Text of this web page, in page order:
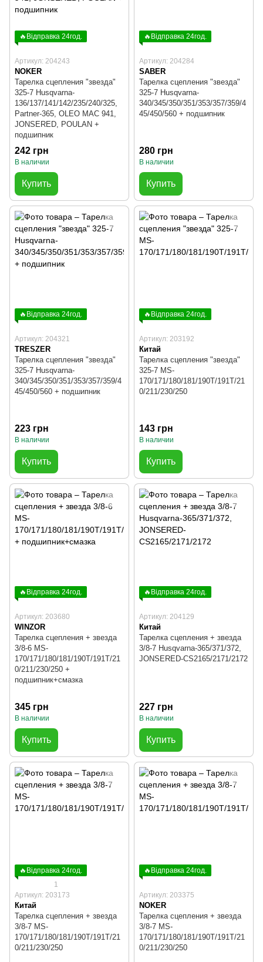
🔥Відправка 24год.
Артикул: 204243
NOKER
Тарелка сцепления "звезда"
325-7 Husqvarna-
136/137/141/142/235/240/325,
Partner-365, OLEO MAC 941,
JONSERED, POULAN +
подшипник
242 грн
В наличии
Купить
🔥Відправка 24год.
Артикул: 204284
SABER
Тарелка сцепления "звезда"
325-7 Husqvarna-
340/345/350/351/353/357/359/4
45/450/560 + подшипник
280 грн
В наличии
Купить
🔥Відправка 24год.
Артикул: 204321
TRESZER
Тарелка сцепления "звезда"
325-7 Husqvarna-
340/345/350/351/353/357/359/4
45/450/560 + подшипник
223 грн
В наличии
Купить
🔥Відправка 24год.
Артикул: 203192
Китай
Тарелка сцепления "звезда"
325-7 MS-
170/171/180/181/190T/191T/21
0/211/230/250
143 грн
В наличии
Купить
🔥Відправка 24год.
Артикул: 203680
WINZOR
Тарелка сцепления + звезда
3/8-6 MS-
170/171/180/181/190T/191T/21
0/211/230/250 +
подшипник+смазка
345 грн
В наличии
Купить
🔥Відправка 24год.
Артикул: 204129
Китай
Тарелка сцепления + звезда
3/8-7 Husqvarna-365/371/372,
JONSERED-CS2165/2171/2172
227 грн
В наличии
Купить
🔥Відправка 24год.
1
Артикул: 203173
Китай
Тарелка сцепления + звезда
3/8-7 MS-
170/171/180/181/190T/191T/21
0/211/230/250
🔥Відправка 24год.
Артикул: 203375
NOKER
Тарелка сцепления + звезда
3/8-7 MS-
170/171/180/181/190T/191T/21
0/211/230/250